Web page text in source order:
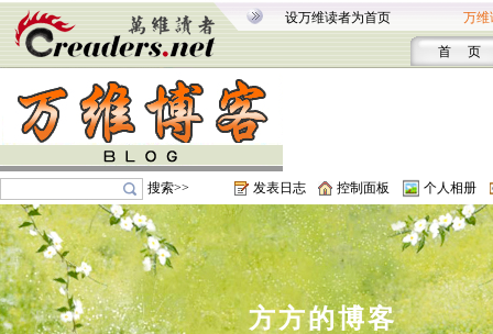
设万维读者为首页 万维
首 页
搜索>> 发表日志 控制面板 个人相册
方方的博客